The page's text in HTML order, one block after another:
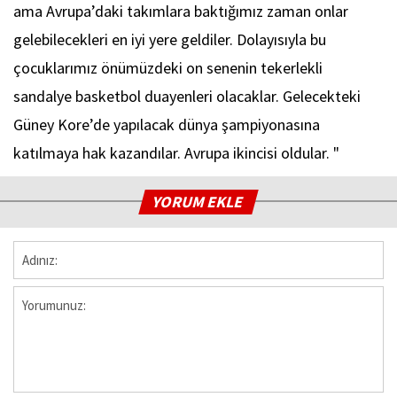
ama Avrupa’daki takımlara baktığımız zaman onlar
gelebilecekleri en iyi yere geldiler. Dolayısıyla bu
çocuklarımız önümüzdeki on senenin tekerlekli
sandalye basketbol duayenleri olacaklar. Gelecekteki
Güney Kore’de yapılacak dünya şampiyonasına
katılmaya hak kazandılar. Avrupa ikincisi oldular. "
YORUM EKLE